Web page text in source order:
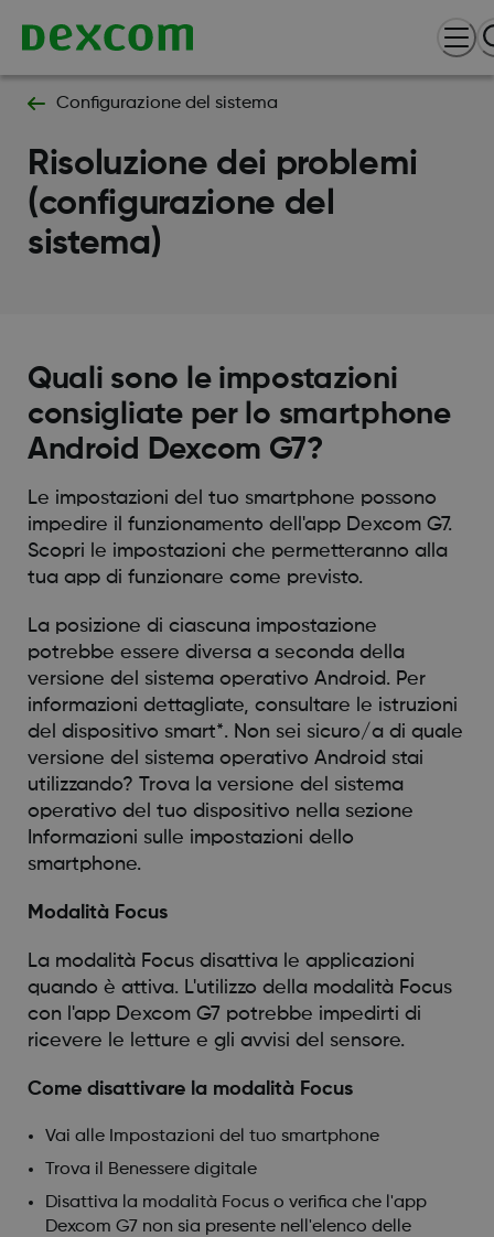
Configurazione del sistema
Risoluzione dei problemi
(configurazione del
sistema)
Quali sono le impostazioni
consigliate per lo smartphone
Android Dexcom G7?
Le impostazioni del tuo smartphone possono
impedire il funzionamento dell'app Dexcom G7.
Scopri le impostazioni che permetteranno alla
tua app di funzionare come previsto.
La posizione di ciascuna impostazione
potrebbe essere diversa a seconda della
versione del sistema operativo Android. Per
informazioni dettagliate, consultare le istruzioni
del dispositivo smart*. Non sei sicuro/a di quale
versione del sistema operativo Android stai
utilizzando? Trova la versione del sistema
operativo del tuo dispositivo nella sezione
Informazioni sulle impostazioni dello
smartphone.
Modalità Focus
La modalità Focus disattiva le applicazioni
quando è attiva. L'utilizzo della modalità Focus
con l'app Dexcom G7 potrebbe impedirti di
ricevere le letture e gli avvisi del sensore.
Come disattivare la modalità Focus
Vai alle Impostazioni del tuo smartphone
Trova il Benessere digitale
Disattiva la modalità Focus o verifica che l'app
Dexcom G7 non sia presente nell'elenco delle